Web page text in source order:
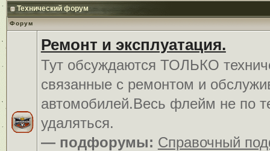
Технический форум
Форум
Ремонт и эксплуатация.
Тут обсуждаются ТОЛЬКО
связанные с ремонтом и
автомобилей.Весь флейм не по
удаляться.
— подфорумы: Справочный